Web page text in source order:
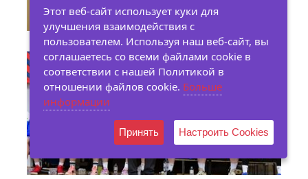
Этот веб-сайт использует куки для
улучшения взаимодействия с
пользователем. Используя наш веб-сайт, вы
соглашаетесь со всеми файлами cookie в
соответствии с нашей Политикой в ​​
отношении файлов cookie. Больше
информации
Принять Настроить Cookies